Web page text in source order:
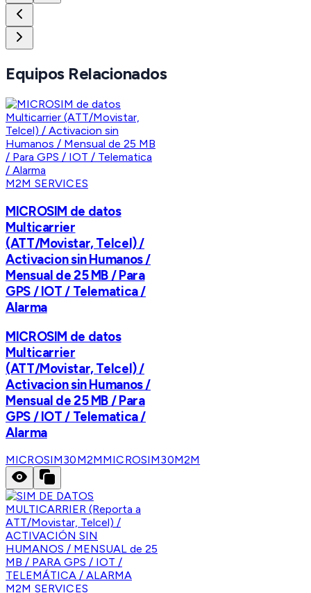
Equipos Relacionados
M2M SERVICES
MICROSIM de datos
Multicarrier
(ATT/Movistar, Telcel) /
Activacion sin Humanos /
Mensual de 25 MB / Para
GPS / IOT / Telematica /
Alarma
MICROSIM de datos
Multicarrier
(ATT/Movistar, Telcel) /
Activacion sin Humanos /
Mensual de 25 MB / Para
GPS / IOT / Telematica /
Alarma
MICROSIM30M2MMICROSIM30M2M
M2M SERVICES